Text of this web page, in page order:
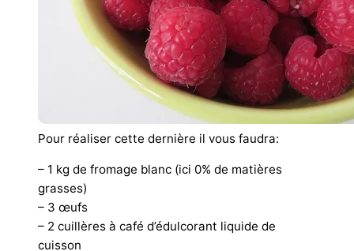
Pour réaliser cette dernière il vous faudra:
– 1 kg de fromage blanc (ici 0% de matières
grasses)
– 3 œufs
– 2 cuillères à café d’édulcorant liquide de
cuisson